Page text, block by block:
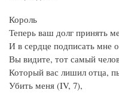
Король
Теперь ваш долг принять
И в сердце подписать мне
Вы видите, тот самый
Который вас лишил отца,
Убить меня (IV, 7),